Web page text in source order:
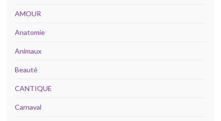
AMOUR
Anatomie
Animaux
Beauté
CANTIQUE
Carnaval